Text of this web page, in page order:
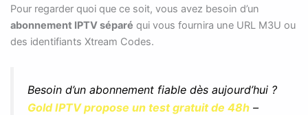
Pour regarder quoi que ce soit, vous avez besoin d’un
abonnement IPTV séparé qui vous fournira une URL M3U ou
des identifiants Xtream Codes.
Besoin d’un abonnement fiable dès aujourd’hui ?
Gold IPTV propose un test gratuit de 48h–